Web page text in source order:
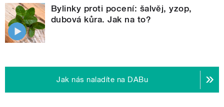
Bylinky proti pocení: šalvěj, yzop,
dubová kůra. Jak na to?
Jak nás naladíte na DABu